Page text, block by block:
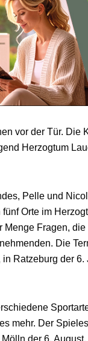
vor der Tür. Die
Herzogtum
Pelle und
Orte im
Fragen,
Die
Ratzeburg der
mehr. Der
der 6. August.